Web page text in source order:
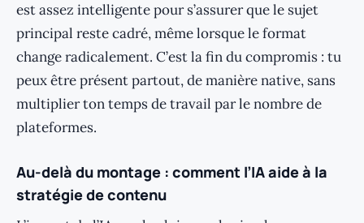
est assez intelligente pour s’assurer que le sujet
principal reste cadré, même lorsque le format
change radicalement. C’est la fin du compromis : tu
peux être présent partout, de manière native, sans
multiplier ton temps de travail par le nombre de
plateformes.
Au-delà du montage : comment l’IA aide à la
stratégie de contenu